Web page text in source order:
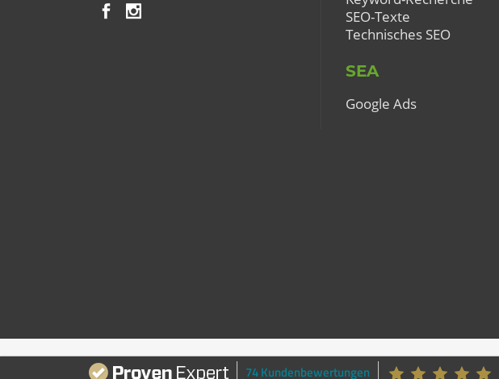
SEO-Texte
Technisches SEO
SEA
Google Ads
© 2026 MEDIATEXTUR 74 Kundenbewertungen